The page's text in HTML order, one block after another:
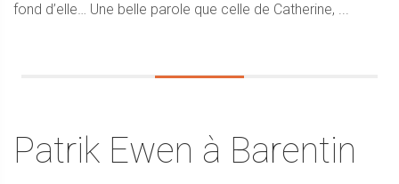
fond d’elle… Une belle parole que celle de Catherine, ...
Patrik Ewen à Barentin